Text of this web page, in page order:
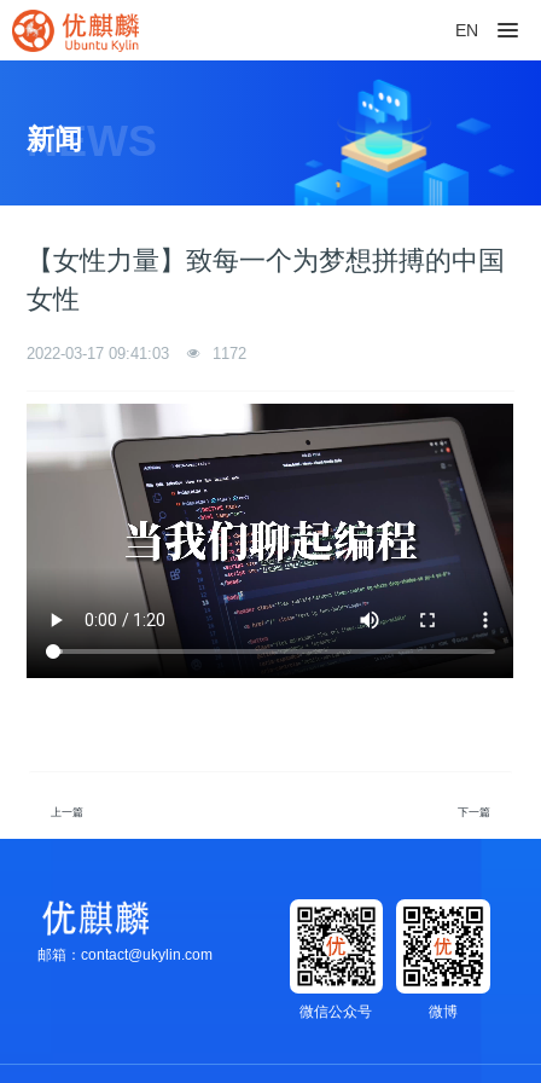
EN
NEWS
新闻
【女性力量】致每一个为梦想拼搏的中国
女性
2022-03-17 09:41:03 1172
上一篇 下一篇
邮箱：contact@ukylin.com
微博
微信公众号